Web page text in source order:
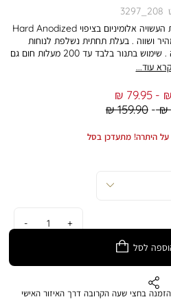
3297_208
תבנית עגולה, התבנית אפייה מיוחדת העשויה אלומיניום בציפוי Hard Anodized
ושווה . בעלת תחתית נשלפת לנוחות
מקסימלית וחילוץ קל . אינה מחלידה . שימוש בתנור בלבד עד 200 מעלות חום גם
לחם, תבנית אפייה, תבנית לתנור
בתמונה
קרא עוד...
Regular
Price
159.90 ₪
From
79.95 ₪
לסל
בחצי שעה הקרובה דרך האיזור האישי